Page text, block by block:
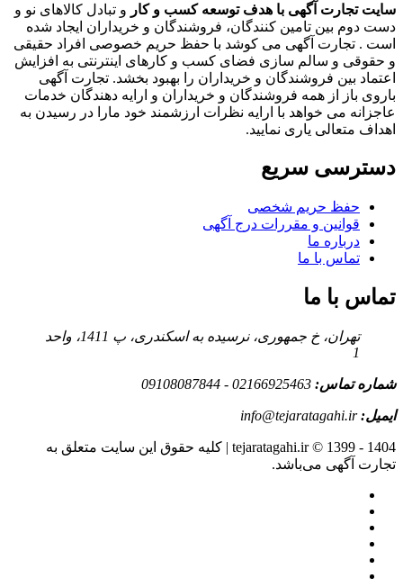
سایت تجارت آگهی با هدف توسعه کسب و کار و تبادل کالاهای نو و
دست دوم بین تامین کنندگان، فروشندگان و خریداران ایجاد شده
است . تجارت آگهی می کوشد با حفظ حریم خصوصی افراد حقیقی
و حقوقی و سالم سازی فضای کسب و کارهای اینترنتی به افزایش
اعتماد بین فروشندگان و خریداران را بهبود بخشد. تجارت آگهی
باروی باز از همه فروشندگان و خریداران و ارایه دهندگان خدمات
عاجزانه می خواهد با ارایه نظرات ارزشمند خود مارا در رسیدن به
اهداف متعالی یاری نمایید.
دسترسی سریع
حفظ حریم شخصی
قوانین و مقررات درج آگهی
درباره ما
تماس با ما
تماس با ما
تهران، خ جمهوری، نرسیده به اسکندری، پ 1411، واحد
1
شماره تماس: 02166925463 - 09108087844
ایمیل:info@tejaratagahi.ir
tejaratagahi.ir © 1399 - 1404 | کلیه حقوق این سایت متعلق به
تجارت آگهی می‌باشد.